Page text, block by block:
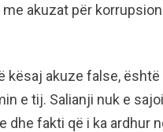
akuzat për
kësaj akuze false,
e tij. Salianji nuk e
fakti që i ka ardhur